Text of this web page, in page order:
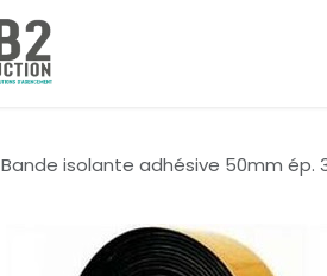
Bande isolante adhésive 50mm ép.